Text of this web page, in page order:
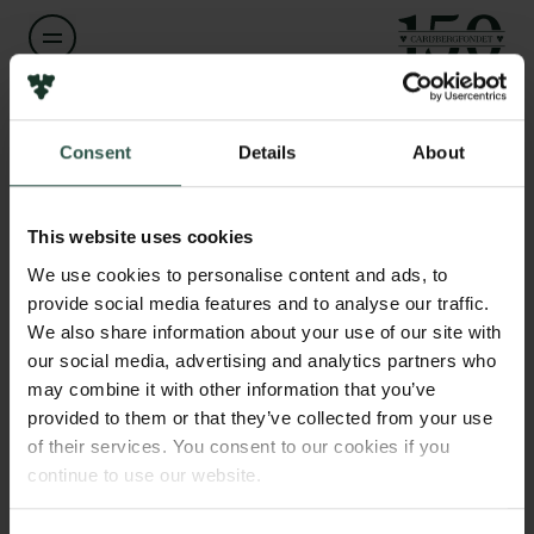
Consent Details About
This website uses cookies
We use cookies to personalise content and ads, to
provide social media features and to analyse our traffic.
We also share information about your use of our site with
our social media, advertising and analytics partners who
may combine it with other information that you’ve
provided to them or that they’ve collected from your use
of their services. You consent to our cookies if you
continue to use our website.
Navn på bevillingshaver
Esben Rohan Christensen
Det danske institut i Rom
Beløb
År
2026
Links
Pressekontakt
Job hos os
Politik for dataetik
Whistleblowerordning
Carlsbergfondet
Carlsberg Group
Carlsberg Laboratorium
Frederiksborg • Nationalhistorisk Museum
Tuborgfondet